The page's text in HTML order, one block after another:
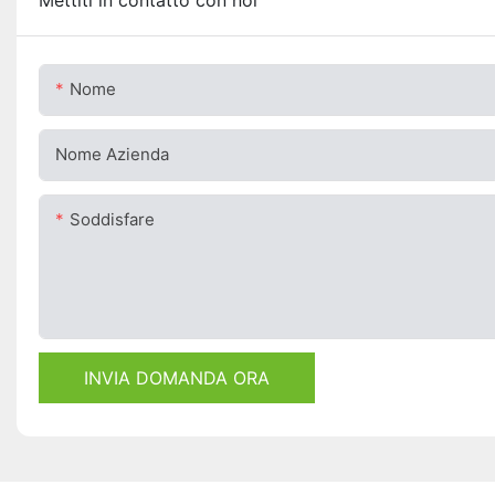
Nome
Nome Azienda
Soddisfare
INVIA DOMANDA ORA